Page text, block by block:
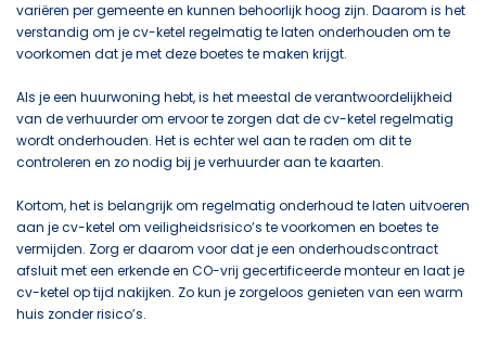
variëren per gemeente en kunnen behoorlijk hoog zijn. Daarom is het
verstandig om je cv-ketel regelmatig te laten onderhouden om te
voorkomen dat je met deze boetes te maken krijgt.
Als je een huurwoning hebt, is het meestal de verantwoordelijkheid
van de verhuurder om ervoor te zorgen dat de cv-ketel regelmatig
wordt onderhouden. Het is echter wel aan te raden om dit te
controleren en zo nodig bij je verhuurder aan te kaarten.
Kortom, het is belangrijk om regelmatig onderhoud te laten uitvoeren
aan je cv-ketel om veiligheidsrisico’s te voorkomen en boetes te
vermijden. Zorg er daarom voor dat je een onderhoudscontract
afsluit met een erkende en CO-vrij gecertificeerde monteur en laat je
cv-ketel op tijd nakijken. Zo kun je zorgeloos genieten van een warm
huis zonder risico’s.